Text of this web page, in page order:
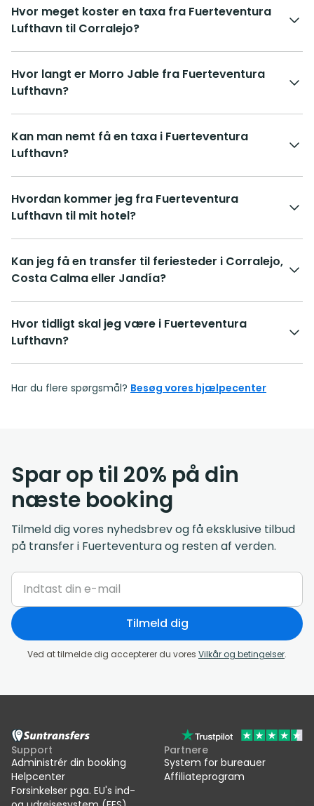
Hvor meget koster en taxa fra Fuerteventura
Lufthavn til Corralejo?
Hvor langt er Morro Jable fra Fuerteventura
Lufthavn?
Kan man nemt få en taxa i Fuerteventura
Lufthavn?
Hvordan kommer jeg fra Fuerteventura
Lufthavn til mit hotel?
Kan jeg få en transfer til feriesteder i Corralejo,
Costa Calma eller Jandía?
Hvor tidligt skal jeg være i Fuerteventura
Lufthavn?
Har du flere spørgsmål? Besøg vores hjælpecenter
Spar op til 20% på din
næste booking
Tilmeld dig vores nyhedsbrev og få eksklusive tilbud
på transfer i Fuerteventura og resten af verden.
Tilmeld dig
Ved at tilmelde dig accepterer du vores Vilkår og betingelser.
Support
Administrér din booking
Helpcenter
Forsinkelser pga. EU's ind-
Partnere
System for bureauer
Affiliateprogram